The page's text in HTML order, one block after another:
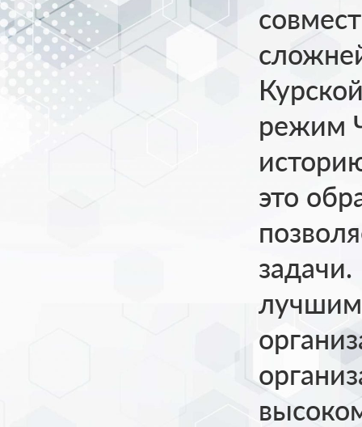
режим
это
лучшим